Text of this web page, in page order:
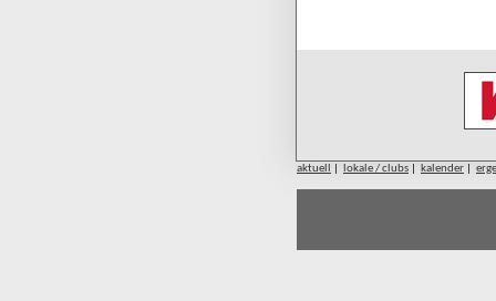
aktuell lokale / clubs kalender